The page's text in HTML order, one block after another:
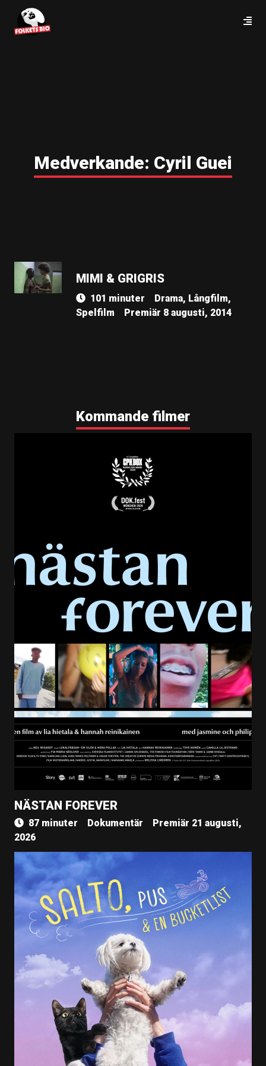
Medverkande: Cyril Guei
MIMI & GRIGRIS
101 minuter
Drama, Långfilm,
Spelfilm
Premiär 8 augusti, 2014
Kommande filmer
NÄSTAN FOREVER
87 minuter Dokumentär
Premiär 21 augusti,
2026